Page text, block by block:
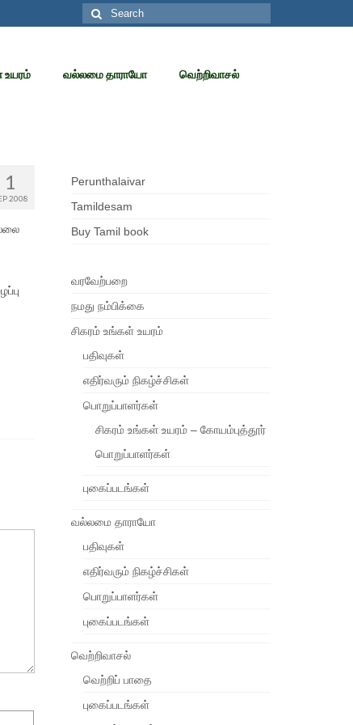
Search
for:
உயரம் வல்லமை தாராயோ வெற்றிவாசல்
1
2008
Perunthalaivar
Tamildesam
Buy Tamil book
வரவேற்பறை
நமது நம்பிக்கை
சிகரம் உங்கள் உயரம்
பதிவுகள்
எதிர்வரும் நிகழ்ச்சிகள்
பொறுப்பாளர்கள்
சிகரம் உங்கள் உயரம் – கோயம்புத்தூர்
பொறுப்பாளர்கள்
புகைப்படங்கள்
வல்லமை தாராயோ
பதிவுகள்
எதிர்வரும் நிகழ்ச்சிகள்
பொறுப்பாளர்கள்
புகைப்படங்கள்
வெற்றிவாசல்
வெற்றிப் பாதை
புகைப்படங்கள்